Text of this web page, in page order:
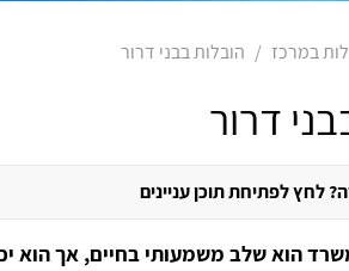
במרכז הובלות בבני דרור
דרור
לחץ לפתיחת תוכן עניינים
הוא שלב משמעותי בחיים, אך הוא